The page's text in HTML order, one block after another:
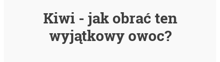
Kiwi - jak obrać ten
wyjątkowy owoc?